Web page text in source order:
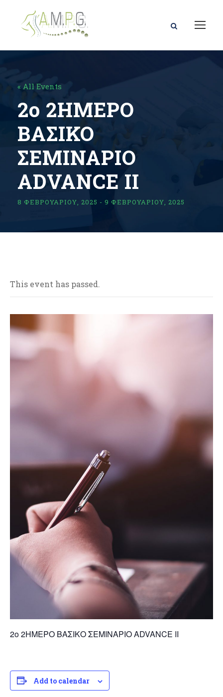
« All Events
2ο 2ΗΜΕΡΟ
ΒΑΣΙΚΟ
ΣΕΜΙΝΑΡΙΟ
ΑDVANCE IΙ
8 ΦΕΒΡΟΥΑΡΊΟΥ, 2025 - 9 ΦΕΒΡΟΥΑΡΊΟΥ, 2025
This event has passed.
2ο 2ΗΜΕΡΟ ΒΑΣΙΚΟ ΣΕΜΙΝΑΡΙΟ ΑDVANCE IΙ
Add to calendar